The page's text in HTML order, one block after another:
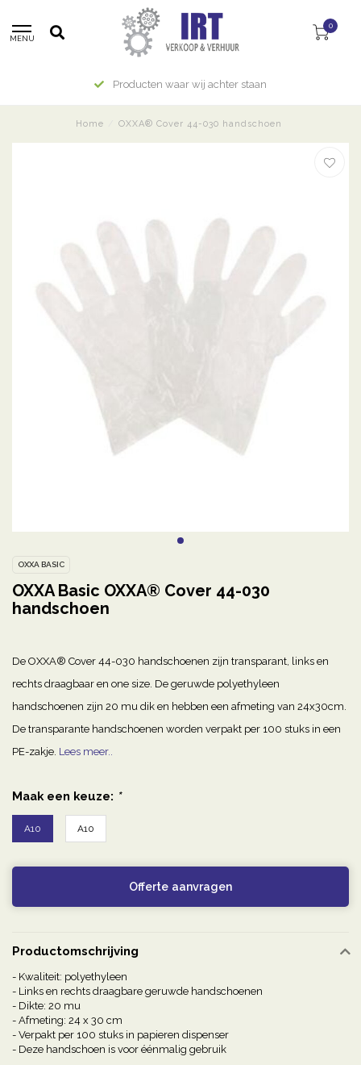
MENU
0
Producten waar wij achter staan
Home OXXA® Cover 44-030 handschoen
OXXA BASIC
OXXA Basic OXXA® Cover 44-030
handschoen
De OXXA® Cover 44-030 handschoenen zijn transparant, links en
rechts draagbaar en one size. De geruwde polyethyleen
handschoenen zijn 20 mu dik en hebben een afmeting van 24x30cm.
De transparante handschoenen worden verpakt per 100 stuks in een
PE-zakje. Lees meer..
Maak een keuze: *
A10 A10
Offerte aanvragen
Productomschrijving
- Kwaliteit: polyethyleen
- Links en rechts draagbare geruwde handschoenen
- Dikte: 20 mu
- Afmeting: 24 x 30 cm
- Verpakt per 100 stuks in papieren dispenser
- Deze handschoen is voor éénmalig gebruik